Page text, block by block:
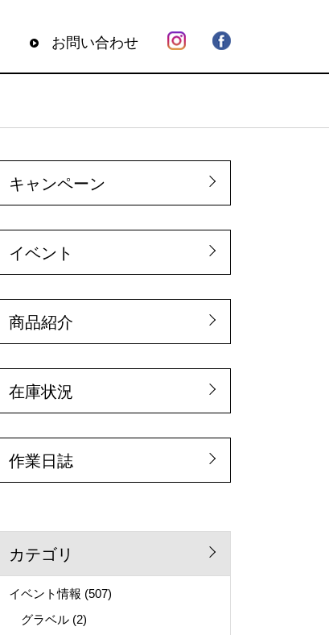
お問い合わせ
キャンペーン
イベント
商品紹介
在庫状況
作業日誌
カテゴリ
イベント情報 (507)
グラベル (2)